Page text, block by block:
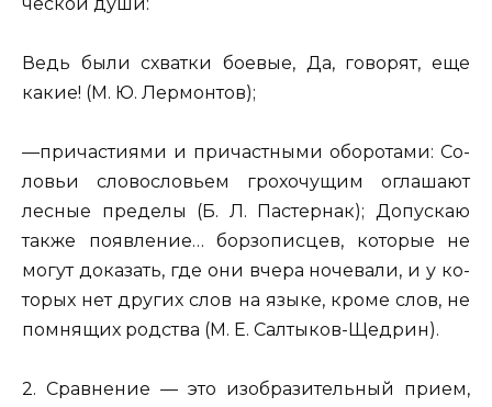
Ведь были схват­ки бо­е­вые, Да, го­во­рят, еще
какие! (М. Ю. Лер­мон­тов);
—при­ча­сти­я­ми и при­част­ны­ми обо­ро­та­ми: Со­
ло­вьи сло­во­сло­вьем гро­хо­чу­щим
огла­ша­ют
лес­ные пре­де­лы (Б. Л. Па­стер­нак); До­пус­каю
также по­яв­ле­ние… бор­зо­пис­цев, ко­то­рые не
могут до­ка­зать, где они вчера но­че­ва­ли, и у ко­
то­рых нет дру­гих слов на языке, кроме слов, не
пом­ня­щих род­ства (М. Е. Сал­ты­ков-Щед­рин).
2. Срав­не­ние — это изоб­ра­зи­тель­ный прием,